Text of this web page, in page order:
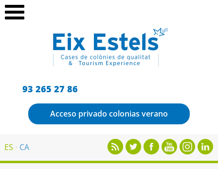
93 265 27 86
Acceso privado colonias verano
ES CA